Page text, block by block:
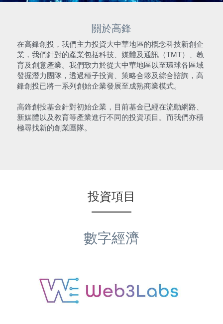
關於高鋒
在高鋒創投，我們主力投資大中華地區的概念科技新創企
業，我們針對的產業包括科技、媒體及通訊（TMT）、教
育及創意產業。我們致力於從大中華地區以至環球各區域
發掘潛力團隊，透過種子投資、策略合夥及綜合諮詢，高
鋒創投已將一系列創始企業發展至成熟商業模式。
高鋒創投基金針對初始企業，目前基金已經在流動網路、
新媒體以及教育等產業進行不同的投資項目。而我們亦積
極尋找新的創業團隊。
投資項目
數字經濟